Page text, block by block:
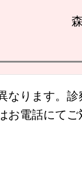
なります。
お電話にてご